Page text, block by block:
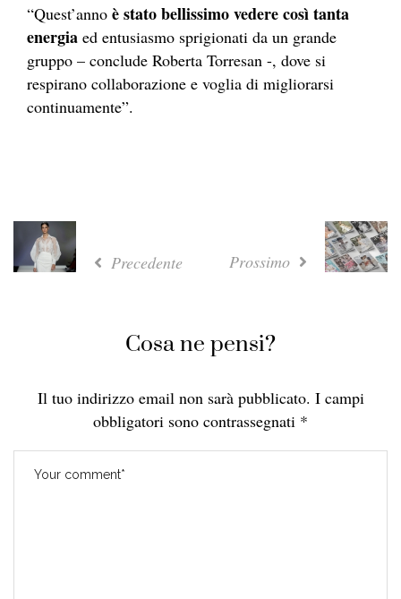
“Quest’anno è stato bellissimo vedere così tanta
energia ed entusiasmo sprigionati da un grande
gruppo – conclude Roberta Torresan -, dove si
respirano collaborazione e voglia di migliorarsi
continuamente”.
Precedente Prossimo
Cosa ne pensi?
Il tuo indirizzo email non sarà pubblicato. I campi
obbligatori sono contrassegnati *